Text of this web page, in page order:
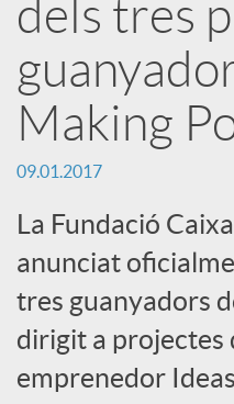
x
e
s
S
o
dels tres
Making
09.01.2017
La Fundació
anunciat
tres guanyadors
dirigit a projectes
emprenedor